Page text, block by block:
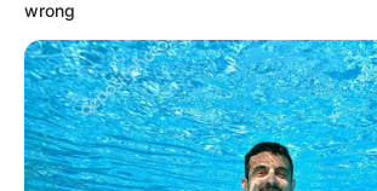
TEMAS RELACIONADOS
EMERGENCIAS POR LLUVIAS
PÁRAMO DE SANTURBÁN
wrong